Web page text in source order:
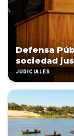
Defensa
sociedad
JUDICIALES